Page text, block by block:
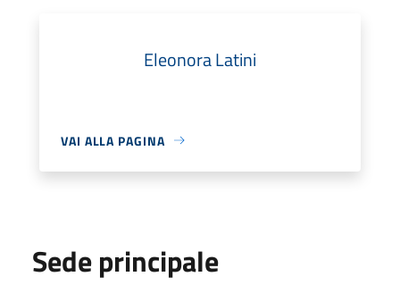
Eleonora Latini
VAI ALLA PAGINA
Sede principale